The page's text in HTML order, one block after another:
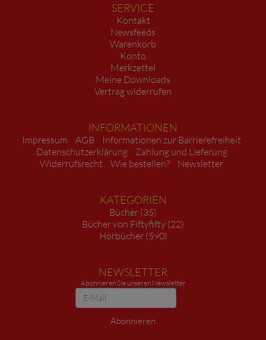
SERVICE
Kontakt
Newsfeeds
Warenkorb
Konto
Merkzettel
Meine Downloads
Vertrag widerrufen
INFORMATIONEN
Impressum AGB
Informationen zur Barrierefreiheit
Datenschutzerklärung
Zahlung und Lieferung
Widerrufsrecht
Wie bestellen? Newsletter
KATEGORIEN
Bücher (35)
Bücher von Fiftyfifty (22)
Hörbücher (590)
NEWSLETTER
Abonnieren Sie unseren Newsletter
Newsletter
Abonnieren